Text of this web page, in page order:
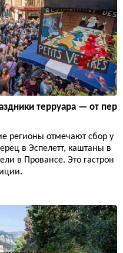
терруара — от пер
регионы отмечают сбор у
в Эспелетт, каштаны в
в Провансе. Это гастрон